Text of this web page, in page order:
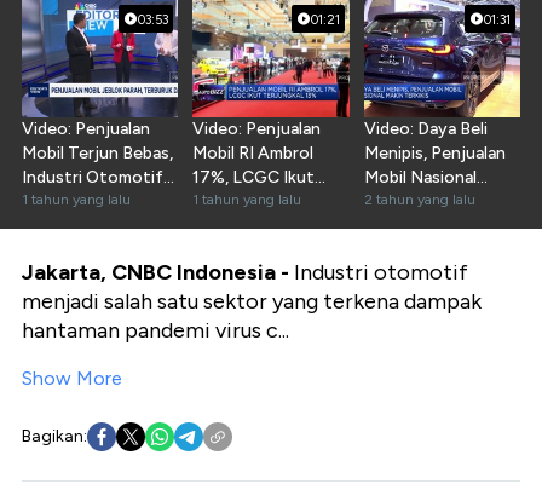
03:53
Video: Penjualan
Mobil Terjun Bebas,
Industri Otomotif
Kian Terjepit
1 tahun yang lalu
01:21
Video: Penjualan
Mobil RI Ambrol
17%, LCGC Ikut
Terjungkal 13%
1 tahun yang lalu
01:31
Video: Daya Beli
Menipis, Penjualan
Mobil Nasional
Makin Terkikis
2 tahun yang lalu
Jakarta, CNBC Indonesia - Industri otomotif
menjadi salah satu sektor yang terkena dampak
hantaman pandemi virus c...
Show More
Bagikan: